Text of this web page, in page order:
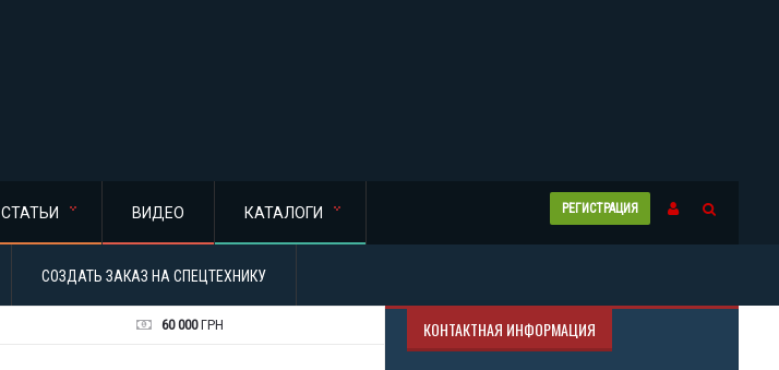
РЕГИСТРАЦИЯ
СТАТЬИ ВИДЕО КАТАЛОГИ
СОЗДАТЬ ЗАКАЗ НА СПЕЦТЕХНИКУ
60 000 ГРН КОНТАКТНАЯ ИНФОРМАЦИЯ